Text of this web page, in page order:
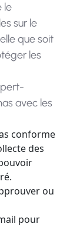
le
sur le
que soit
les
avec les
conforme
des
ou
pour